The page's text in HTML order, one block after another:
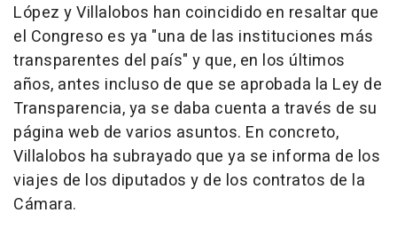
López y Villalobos han coincidido en resaltar que
el Congreso es ya "una de las instituciones más
transparentes del país" y que, en los últimos
años, antes incluso de que se aprobada la Ley de
Transparencia, ya se daba cuenta a través de su
página web de varios asuntos. En concreto,
Villalobos ha subrayado que ya se informa de los
viajes de los diputados y de los contratos de la
Cámara.